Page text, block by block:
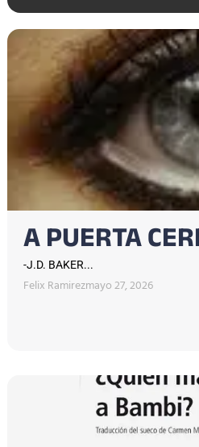
A PUERTA
-J.D. BAKER...
Felix Ramirezmayo 27, 2026